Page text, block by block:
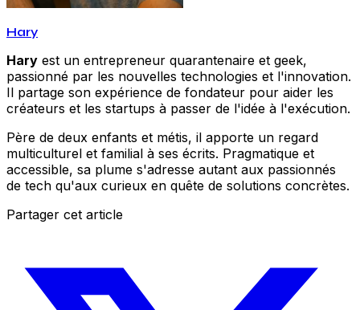
Hary
Hary est un entrepreneur quarantenaire et geek,
passionné par les nouvelles technologies et l'innovation.
Il partage son expérience de fondateur pour aider les
créateurs et les startups à passer de l'idée à l'exécution.
Père de deux enfants et métis, il apporte un regard
multiculturel et familial à ses écrits. Pragmatique et
accessible, sa plume s'adresse autant aux passionnés
de tech qu'aux curieux en quête de solutions concrètes.
Partager cet article